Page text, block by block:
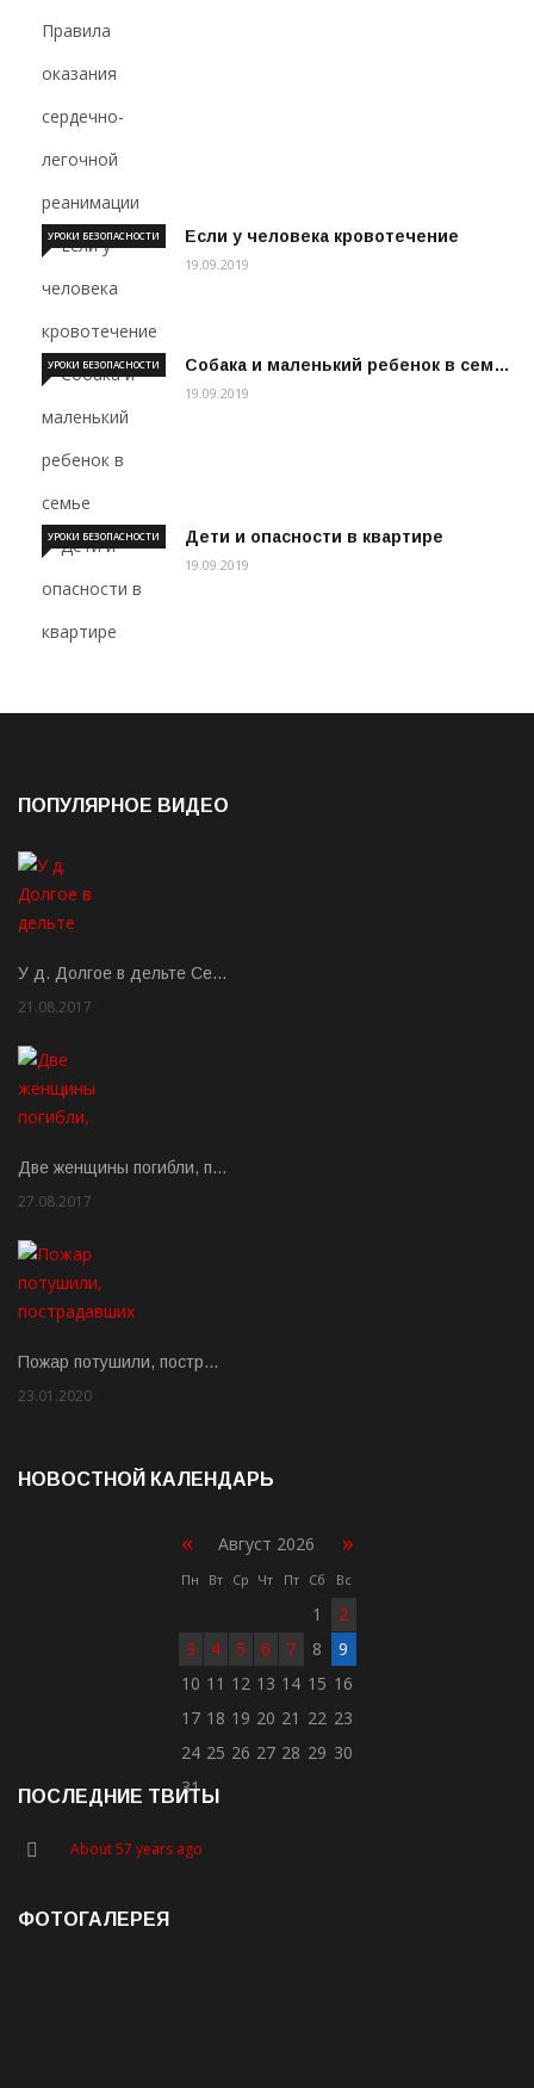
Если у человека кровотечение
УРОКИ БЕЗОПАСНОСТИ
19.09.2019
Собака и маленький ребенок в сем…
УРОКИ БЕЗОПАСНОСТИ
19.09.2019
Дети и опасности в квартире
УРОКИ БЕЗОПАСНОСТИ
19.09.2019
ПОПУЛЯРНОЕ ВИДЕО
У д. Долгое в дельте Се…
21.08.2017
Две женщины погибли, п…
27.08.2017
Пожар потушили, постр…
23.01.2020
НОВОСТНОЙ КАЛЕНДАРЬ
« Август 2026 »
Пн Вт Ср Чт Пт Сб Вс
1
2
3
4 5 6 7 8
9
10 11 12 13 14 15 16
17 18 19 20 21 22 23
24 25 26 27 28 29 30
31
ПОСЛЕДНИЕ ТВИТЫ
About 57 years ago
ФОТОГАЛЕРЕЯ